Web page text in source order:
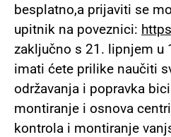
besplatno,a prijaviti se
upitnik na poveznici:
zaključno s 21. lipnjem u
imati ćete prilike naučiti
održavanja i popravka
montiranje i osnova
kontrola i montiranje